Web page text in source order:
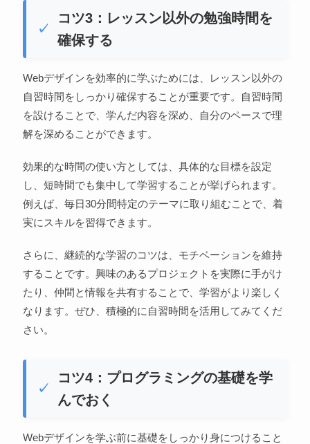
コツ3：レッスン以外の勉強時間を
確保する
Webデザインを効率的に学ぶためには、レッスン以外の
自習時間をしっかり確保することが重要です。自習時間
を設けることで、学んだ内容を深め、自分のペースで理
解を深めることができます。
効果的な時間の使い方としては、具体的な目標を設定
し、短時間でも集中して学習することが挙げられます。
例えば、毎日30分間特定のテーマに取り組むことで、着
実にスキルを習得できます。
さらに、継続的な学習のコツは、モチベーションを維持
することです。興味のあるプロジェクトを実際に手がけ
たり、仲間と情報を共有することで、学習がより楽しく
なります。ぜひ、積極的に自習時間を活用してみてくだ
さい。
コツ4：プログラミングの基礎を学
んでおく
Webデザインを学ぶ前に基礎をしっかり身につけること